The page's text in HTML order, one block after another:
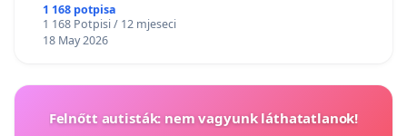
1 168 potpisa
1 168 Potpisi / 12 mjeseci
18 May 2026
Felnőtt autisták: nem vagyunk láthatatlanok!